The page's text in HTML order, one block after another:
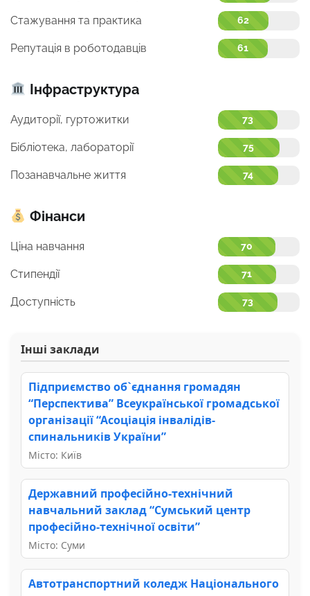
Стажування та практика 62
Репутація в роботодавців 61
Інфраструктура
Аудиторії, гуртожитки 73
Бібліотека, лабораторії 75
Позанавчальне життя 74
Фінанси
Ціна навчання 70
Стипендії 71
Доступність 73
Інші заклади
Підприємство об`єднання громадян
“Перспектива” Всеукраїнської громадської
організації “Асоціація інвалідів-
спинальників України”
Місто: Київ
Державний професійно-технічний
навчальний заклад “Сумський центр
професійно-технічної освіти”
Місто: Суми
Автотранспортний коледж Національного